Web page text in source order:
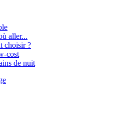
aller...
choisir ?
cost
de nuit